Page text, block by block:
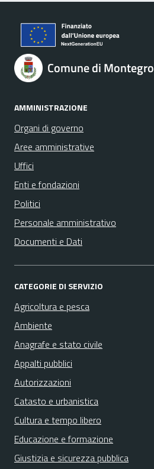
Comune di
AMMINISTRAZIONE
Organi di governo
Aree amministrative
Uffici
Enti e fondazioni
Politici
Personale amministrativo
Documenti e Dati
CATEGORIE DI SERVIZIO
Agricoltura e pesca
Ambiente
Anagrafe e stato civile
Appalti pubblici
Autorizzazioni
Catasto e urbanistica
Cultura e tempo libero
Educazione e formazione
Giustizia e sicurezza pubblica